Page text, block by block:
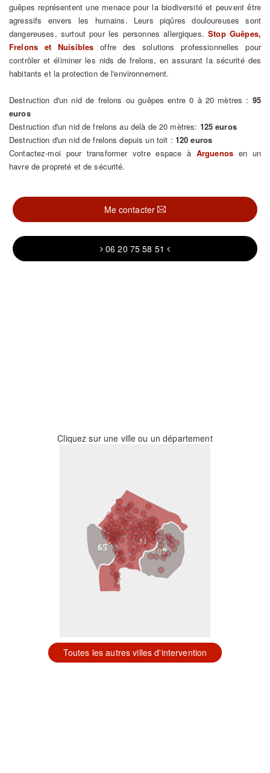
guêpes représentent une menace pour la biodiversité et peuvent être
agressifs envers les humains. Leurs piqûres douloureuses sont
dangereuses, surtout pour les personnes allergiques.Stop Guêpes,
Frelons et Nuisibles offre des solutions professionnelles pour
contrôler et éliminer les nids de frelons, en assurant la sécurité des
habitants et la protection de l'environnement.
Destruction d'un nid de frelons ou guêpes entre 0 à 20 mètres : 95
euros
Destruction d'un nid de frelons au delà de 20 mètres: 125 euros
Destruction d'un nid de frelons depuis un toit : 120 euros
Contactez-moi pour transformer votre espace à Arguenos en un
havre de propreté et de sécurité.
Me contacter
06 20 75 58 51
Cliquez sur une ville ou un département
31
09
65
Toutes les autres villes d'intervention